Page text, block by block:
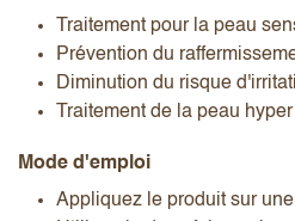
Traitement pour la peau
Prévention du
Diminution du risque
Traitement de la peau
Mode d'emploi
Appliquez le produit sur